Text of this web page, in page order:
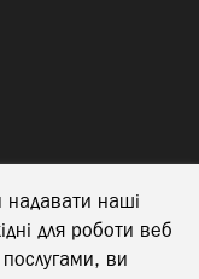
наші
для роботи веб
ви